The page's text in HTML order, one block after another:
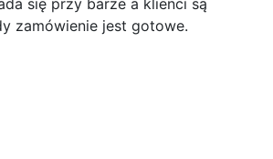
się przy barze a klienci są
zamówienie jest gotowe.